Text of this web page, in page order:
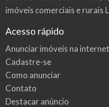
imóveis comerciais e rurais
Acesso rápido
Anunciar imóveis na internet
Cadastre-se
Como anunciar
Contato
Destacar anúncio